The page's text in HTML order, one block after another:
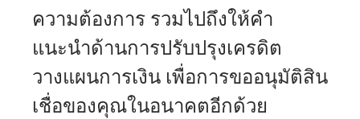
ความต้องการ รวมไปถึงให้คำ
แนะนำด้านการปรับปรุงเครดิต
วางแผนการเงิน เพื่อการขออนุมัติสิน
เชื่อของคุณในอนาคตอีกด้วย